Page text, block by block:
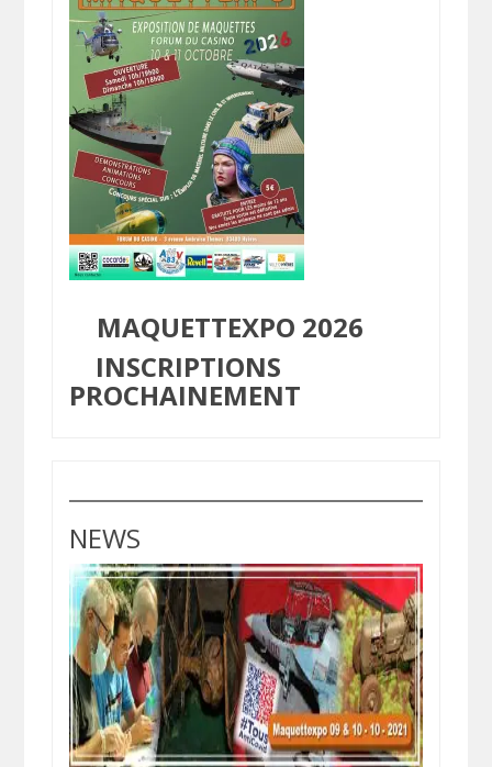
MAQUETTEXPO 2026
INSCRIPTIONS
PROCHAINEMENT
NEWS